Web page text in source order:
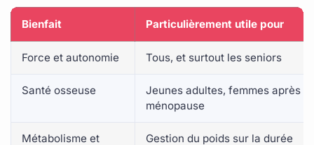
Bienfait Particulièrement utile pour
Force et autonomie Tous, et surtout les seniors
Santé osseuse
Jeunes adultes, femmes après la
ménopause
Métabolisme et
Gestion du poids sur la durée